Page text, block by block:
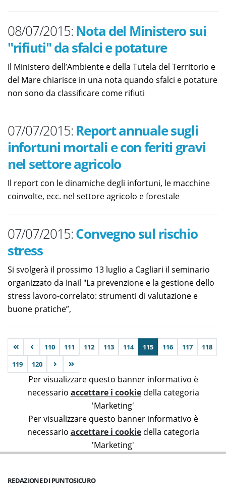
08/07/2015: Nota del Ministero sui
"rifiuti" da sfalci e potature
Il Ministero dell’Ambiente e della Tutela del Territorio e
del Mare chiarisce in una nota quando sfalci e potature
non sono da classificare come rifiuti
07/07/2015: Report annuale sugli
infortuni mortali e con feriti gravi
nel settore agricolo
Il report con le dinamiche degli infortuni, le macchine
coinvolte, ecc. nel settore agricolo e forestale
07/07/2015:Convegno sul rischio
stress
Si svolgerà il prossimo 13 luglio a Cagliari il seminario
organizzato da Inail "La prevenzione e la gestione dello
stress lavoro-correlato: strumenti di valutazione e
buone pratiche”,
110 111 112 113 114 115 116 117
118
119
120
Per visualizzare questo banner informativo è
necessario accettare i cookiedella categoria
'Marketing'
Per visualizzare questo banner informativo è
necessario accettare i cookiedella categoria
'Marketing'
REDAZIONE DI PUNTOSICURO